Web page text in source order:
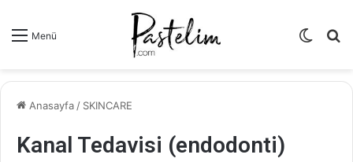
Menü
...
Dış
Anasayfa / SKINCARE
Kanal Tedavisi (endodonti)